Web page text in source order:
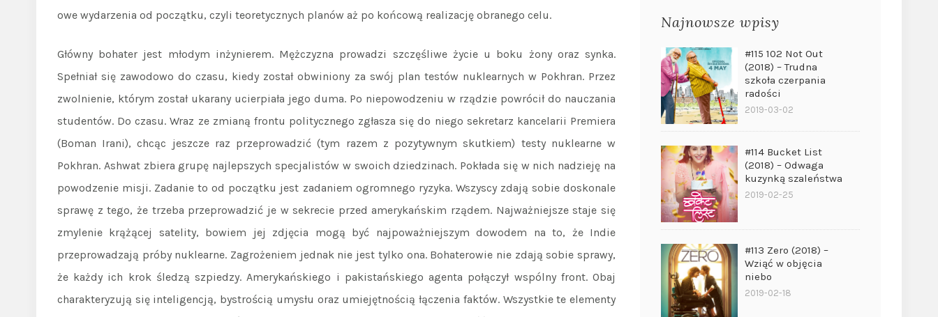
owe wydarzenia od początku, czyli teoretycznych planów aż po końcową realizację obranego celu.
Główny bohater jest młodym inżynierem. Mężczyzna prowadzi szczęśliwe życie u boku żony oraz synka.
Spełniał się zawodowo do czasu, kiedy został obwiniony za swój plan testów nuklearnych w Pokhran. Przez
zwolnienie, którym został ukarany ucierpiała jego duma. Po niepowodzeniu w rządzie powrócił do nauczania
studentów. Do czasu. Wraz ze zmianą frontu politycznego zgłasza się do niego sekretarz kancelarii Premiera
(Boman Irani), chcąc jeszcze raz przeprowadzić (tym razem z pozytywnym skutkiem) testy nuklearne w
Pokhran. Ashwat zbiera grupę najlepszych specjalistów w swoich dziedzinach. Pokłada się w nich nadzieję na
powodzenie misji. Zadanie to od początku jest zadaniem ogromnego ryzyka. Wszyscy zdają sobie doskonale
sprawę z tego, że trzeba przeprowadzić je w sekrecie przed amerykańskim rządem. Najważniejsze staje się
zmylenie krążącej satelity, bowiem jej zdjęcia mogą być najpoważniejszym dowodem na to, że Indie
przeprowadzają próby nuklearne. Zagrożeniem jednak nie jest tylko ona. Bohaterowie nie zdają sobie sprawy,
że każdy ich krok śledzą szpiedzy. Amerykańskiego i pakistańskiego agenta połączył wspólny front. Obaj
charakteryzują się inteligencją, bystrością umysłu oraz umiejętnością łączenia faktów. Wszystkie te elementy
Najnowsze wpisy
#115 102 Not Out
(2018) – Trudna
szkoła czerpania
radości
2019-03-02
#114 Bucket List
(2018) – Odwaga
kuzynką szaleństwa
2019-02-25
#113 Zero (2018) –
Wziąć w objęcia
niebo
2019-02-18